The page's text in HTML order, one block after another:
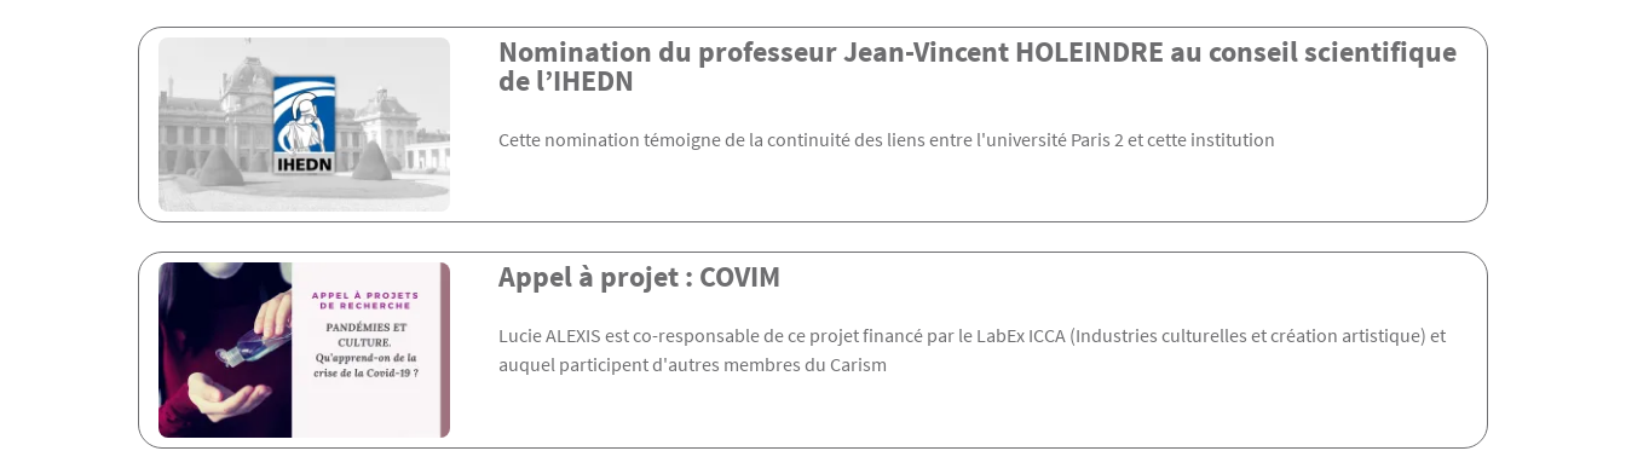
Nomination du professeur Jean-Vincent HOLEINDRE au conseil scientifique
de l’IHEDN
Cette nomination témoigne de la continuité des liens entre l'université Paris 2 et cette institution
Appel à projet : COVIM
Lucie ALEXIS est co-responsable de ce projet financé par le LabEx ICCA (Industries culturelles et création artistique) et
auquel participent d'autres membres du Carism